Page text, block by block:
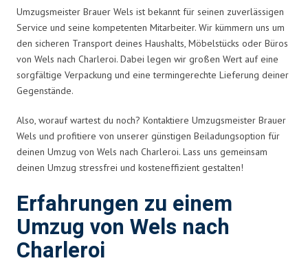
Umzugsmeister Brauer Wels ist bekannt für seinen zuverlässigen
Service und seine kompetenten Mitarbeiter. Wir kümmern uns um
den sicheren Transport deines Haushalts, Möbelstücks oder Büros
von Wels nach Charleroi. Dabei legen wir großen Wert auf eine
sorgfältige Verpackung und eine termingerechte Lieferung deiner
Gegenstände.
Also, worauf wartest du noch? Kontaktiere Umzugsmeister Brauer
Wels und profitiere von unserer günstigen Beiladungsoption für
deinen Umzug von Wels nach Charleroi. Lass uns gemeinsam
deinen Umzug stressfrei und kosteneffizient gestalten!
Erfahrungen zu einem
Umzug von Wels nach
Charleroi